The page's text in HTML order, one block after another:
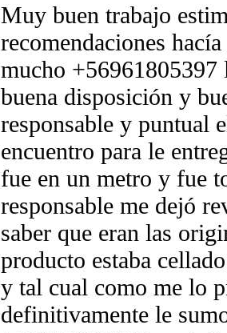
Muy buen trabajo
recomendaciones
mucho
buena disposición y
responsable y puntual
encuentro para le
fue en un metro y fue
responsable me dejó
saber que eran las
producto estaba
y tal cual como me lo
definitivamente le